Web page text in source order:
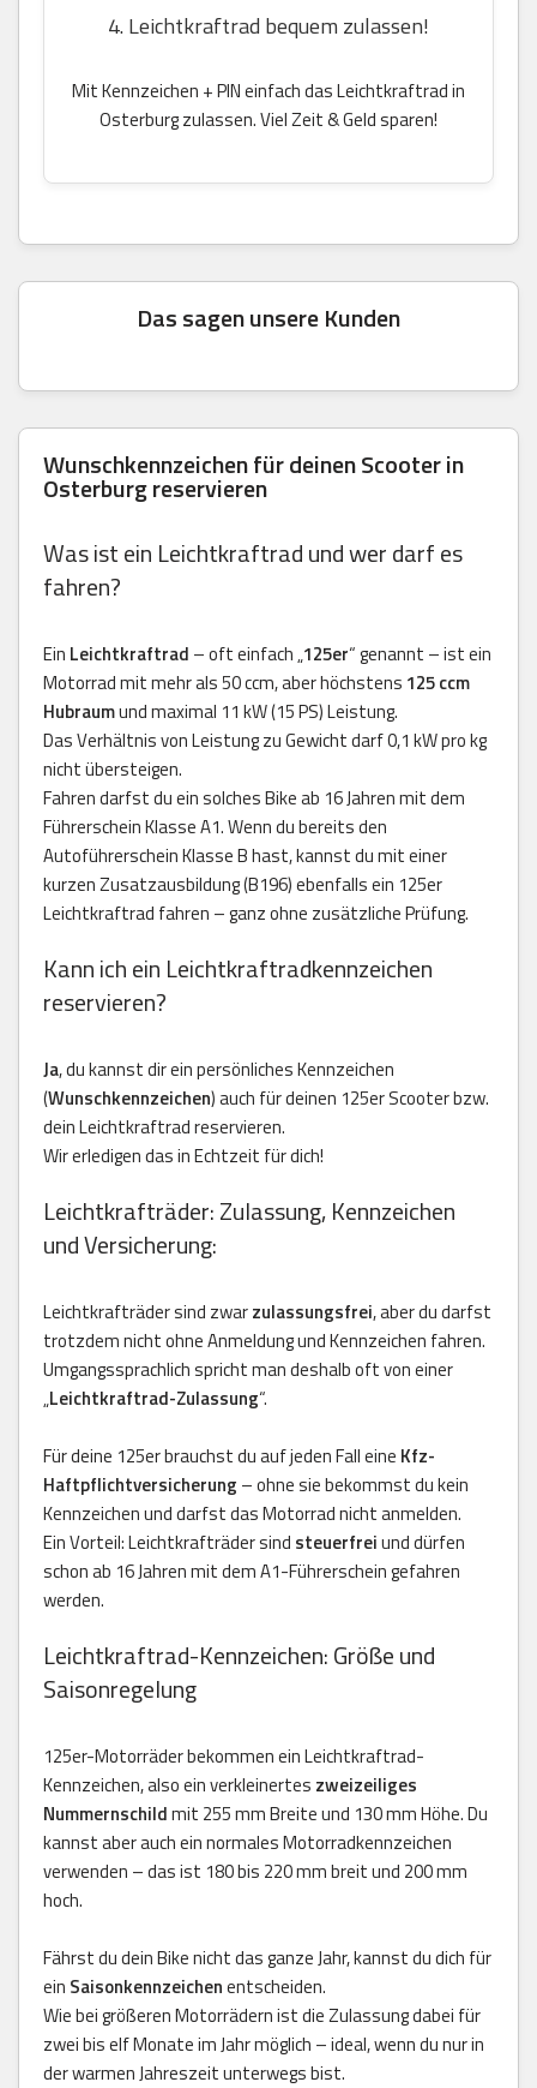
4. Leichtkraftrad bequem zulassen!
Mit Kennzeichen + PIN einfach das Leichtkraftrad in
Osterburg zulassen. Viel Zeit & Geld sparen!
Das sagen unsere Kunden
Wunschkennzeichen für deinen Scooter in
Osterburg reservieren
Was ist ein Leichtkraftrad und wer darf es
fahren?
Ein Leichtkraftrad – oft einfach „125er“ genannt – ist ein
Motorrad mit mehr als 50 ccm, aber höchstens 125 ccm
Hubraumund maximal 11 kW (15 PS) Leistung.
Das Verhältnis von Leistung zu Gewicht darf 0,1 kW pro kg
nicht übersteigen.
Fahren darfst du ein solches Bike ab 16 Jahren mit dem
Führerschein Klasse A1. Wenn du bereits den
Autoführerschein Klasse B hast, kannst du mit einer
kurzen Zusatzausbildung (B196) ebenfalls ein 125er
Leichtkraftrad fahren – ganz ohne zusätzliche Prüfung.
Kann ich ein Leichtkraftradkennzeichen
reservieren?
Ja, du kannst dir ein persönliches Kennzeichen
(Wunschkennzeichen) auch für deinen 125er Scooter bzw.
dein Leichtkraftrad reservieren.
Wir erledigen das in Echtzeit für dich!
Leichtkrafträder: Zulassung, Kennzeichen
und Versicherung:
Leichtkrafträder sind zwarzulassungsfrei, aber du darfst
trotzdem nicht ohne Anmeldung und Kennzeichen fahren.
Umgangssprachlich spricht man deshalb oft von einer
„Leichtkraftrad-Zulassung“.
Für deine 125er brauchst du auf jeden Fall eine Kfz-
Haftpflichtversicherung – ohne sie bekommst du kein
Kennzeichen und darfst das Motorrad nicht anmelden.
Ein Vorteil: Leichtkrafträder sind steuerfreiund dürfen
schon ab 16 Jahren mit dem A1-Führerschein gefahren
werden.
Leichtkraftrad-Kennzeichen: Größe und
Saisonregelung
125er-Motorräder bekommen ein Leichtkraftrad-
Kennzeichen, also ein verkleinertes zweizeiliges
Nummernschildmit 255 mm Breite und 130 mm Höhe. Du
kannst aber auch ein normales Motorradkennzeichen
verwenden – das ist 180 bis 220 mm breit und 200 mm
hoch.
Fährst du dein Bike nicht das ganze Jahr, kannst du dich für
ein Saisonkennzeichenentscheiden.
Wie bei größeren Motorrädern ist die Zulassung dabei für
zwei bis elf Monate im Jahr möglich – ideal, wenn du nur in
der warmen Jahreszeit unterwegs bist.